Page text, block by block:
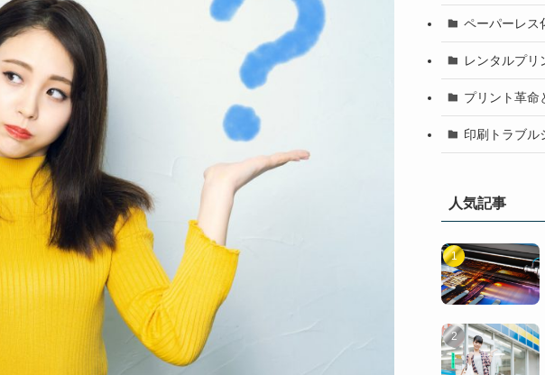
ペーパーレス
レンタルプリ
プリント革命
印刷トラブル
人気記事